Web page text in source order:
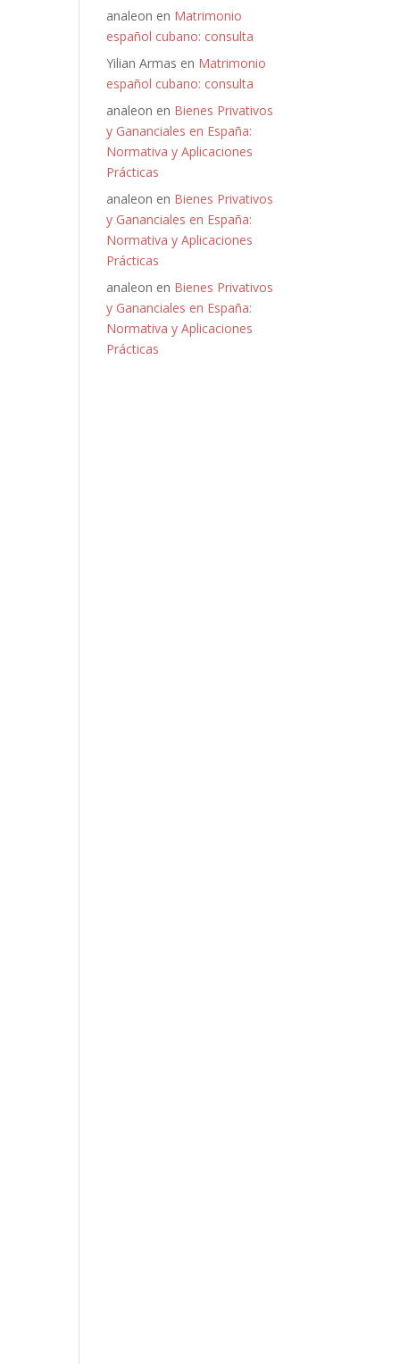
analeon en Matrimonio
español cubano: consulta
Yilian Armas en Matrimonio
español cubano: consulta
analeon en Bienes Privativos
y Gananciales en España:
Normativa y Aplicaciones
Prácticas
analeon en Bienes Privativos
y Gananciales en España:
Normativa y Aplicaciones
Prácticas
analeon en Bienes Privativos
y Gananciales en España:
Normativa y Aplicaciones
Prácticas